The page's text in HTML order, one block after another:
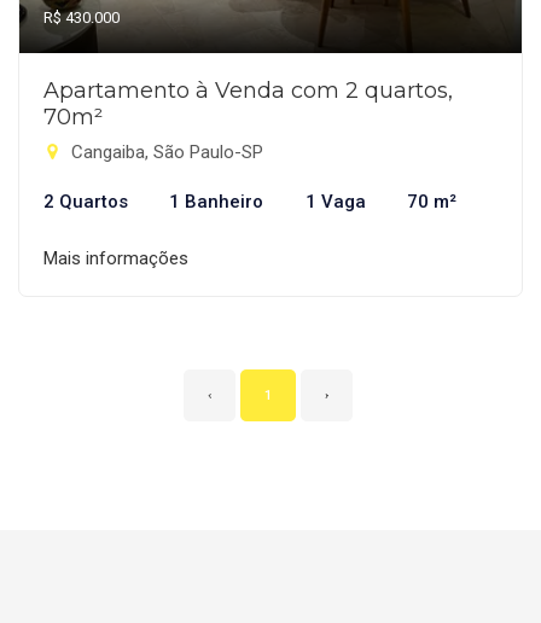
R$ 430.000
Apartamento à Venda com 2 quartos,
70m²
Cangaiba, São Paulo-SP
2 Quartos 1 Banheiro 1 Vaga 70 m²
Mais informações
‹ 1 ›